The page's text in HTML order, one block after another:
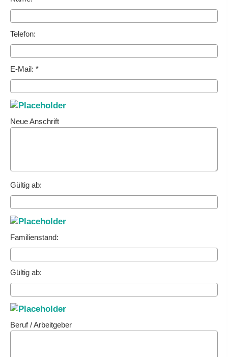
Telefon:
E-Mail: *
Neue Anschrift
Gültig ab:
Familienstand:
Gültig ab:
Beruf / Arbeitgeber